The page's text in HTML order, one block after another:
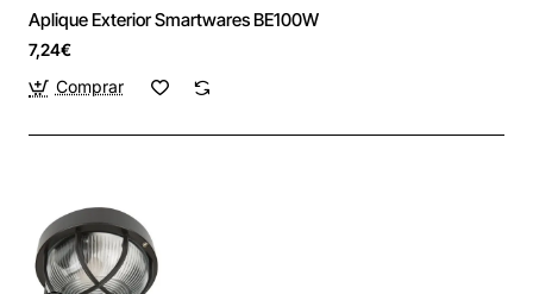
Aplique Exterior Smartwares BE100W
7,24€
Comprar